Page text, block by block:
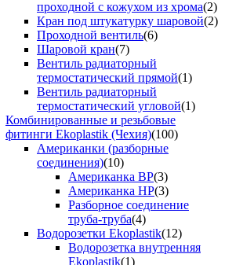
проходной с кожухом из хрома(2)
Кран под штукатурку шаровой(2)
Проходной вентиль(6)
Шаровой кран(7)
Вентиль радиаторный
термостатический прямой(1)
Вентиль радиаторный
термостатический угловой(1)
Комбинированные и резьбовые
фитинги Ekoplastik (Чехия)(100)
Американки (разборные
соединения)(10)
Американка ВР(3)
Американка НР(3)
Разборное соединение
труба-труба(4)
Водорозетки Ekoplastik(12)
Водорозетка внутренняя
Ekoplastik(1)